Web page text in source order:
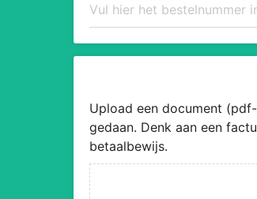
Upload een document
gedaan. Denk aan een
betaalbewijs.